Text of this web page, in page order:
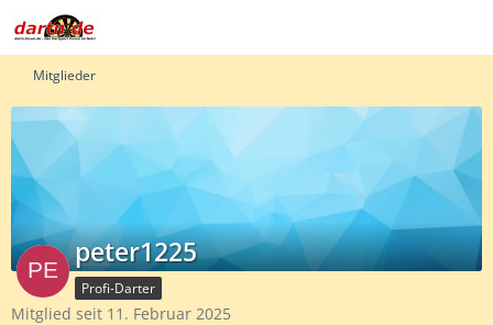
Mitglieder
peter1225
Profi-Darter
Mitglied seit 11. Februar 2025